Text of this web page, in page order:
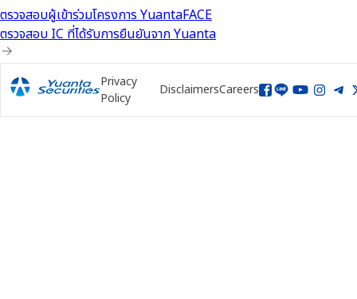
ตรวจสอบผู้เข้าร่วมโครงการ YuantaFACE
ตรวจสอบ IC ที่ได้รับการยืนยันจาก Yuanta
Privacy
Policy
DisclaimersCareers